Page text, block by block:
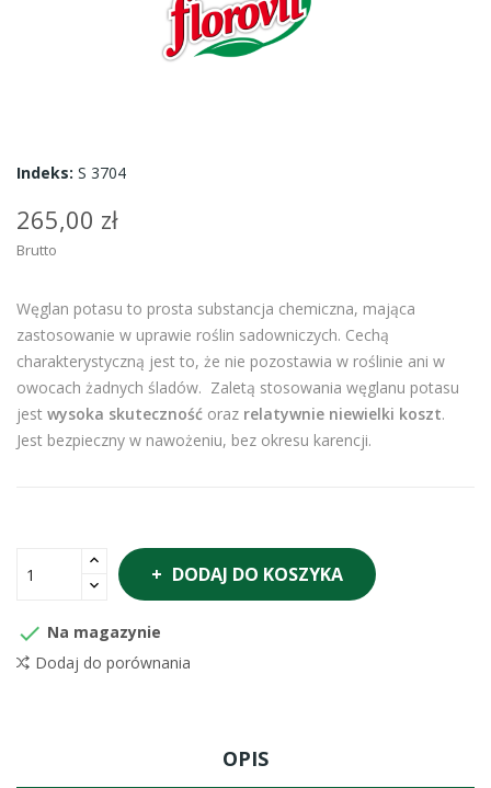
Indeks: S 3704
265,00 zł
Brutto
Węglan potasu to prosta substancja chemiczna, mająca
zastosowanie w uprawie roślin sadowniczych. Cechą
charakterystyczną jest to, że nie pozostawia w roślinie ani w
owocach żadnych śladów. Zaletą stosowania węglanu potasu
jest wysoka skuteczność oraz relatywnie niewielki koszt.
Jest bezpieczny w nawożeniu, bez okresu karencji.
DODAJ DO KOSZYKA
 Na magazynie
Dodaj do porównania
OPIS